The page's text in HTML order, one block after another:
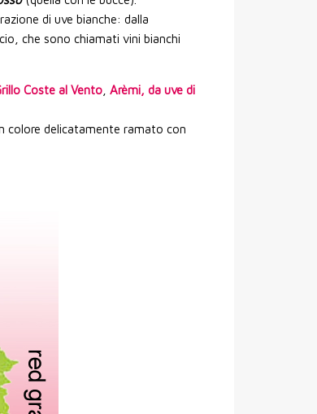
di uve bianche: dalla
che sono chiamati vini bianchi
Coste al Vento Arèmi, da uve di
colore delicatamente ramato con